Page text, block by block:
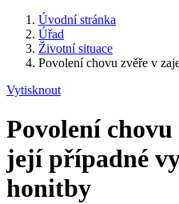
Úvodní stránka
Úřad
Životní situace
Povolení chovu zvěře v
Vytisknout
Povolení
její případné
honitby